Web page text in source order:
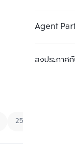
Agent
ลงประกาศกั
25000 - 30000